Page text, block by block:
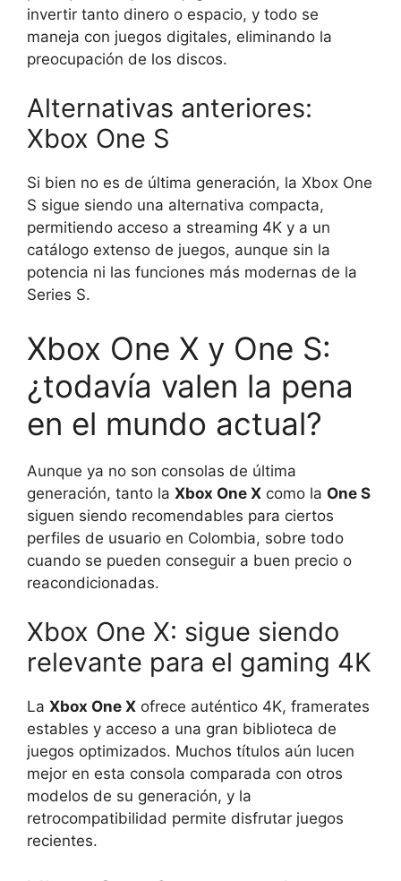
invertir tanto dinero o espacio, y todo se
maneja con juegos digitales, eliminando la
preocupación de los discos.
Alternativas anteriores:
Xbox One S
Si bien no es de última generación, la Xbox One
S sigue siendo una alternativa compacta,
permitiendo acceso a streaming 4K y a un
catálogo extenso de juegos, aunque sin la
potencia ni las funciones más modernas de la
Series S.
Xbox One X y One S:
¿todavía valen la pena
en el mundo actual?
Aunque ya no son consolas de última
generación, tanto la Xbox One X como la One S
siguen siendo recomendables para ciertos
perfiles de usuario en Colombia, sobre todo
cuando se pueden conseguir a buen precio o
reacondicionadas.
Xbox One X: sigue siendo
relevante para el gaming 4K
La Xbox One X ofrece auténtico 4K, framerates
estables y acceso a una gran biblioteca de
juegos optimizados. Muchos títulos aún lucen
mejor en esta consola comparada con otros
modelos de su generación, y la
retrocompatibilidad permite disfrutar juegos
recientes.